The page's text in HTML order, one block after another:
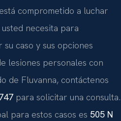
está comprometido a luchar
necesita para
caso y sus opciones
lesiones personales con
de Fluvanna, contáctenos
para solicitar una consulta.
para estos casos es 505 N